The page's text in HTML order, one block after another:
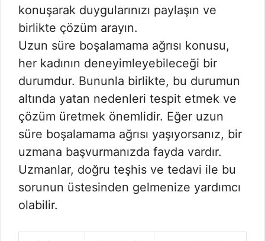
konuşarak duygularınızı paylaşın ve
birlikte çözüm arayın.
Uzun süre boşalamama ağrısı konusu,
her kadının deneyimleyebileceği bir
durumdur. Bununla birlikte, bu durumun
altında yatan nedenleri tespit etmek ve
çözüm üretmek önemlidir. Eğer uzun
süre boşalamama ağrısı yaşıyorsanız, bir
uzmana başvurmanızda fayda vardır.
Uzmanlar, doğru teşhis ve tedavi ile bu
sorunun üstesinden gelmenize yardımcı
olabilir.